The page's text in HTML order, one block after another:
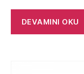
DEVAMINI OKU